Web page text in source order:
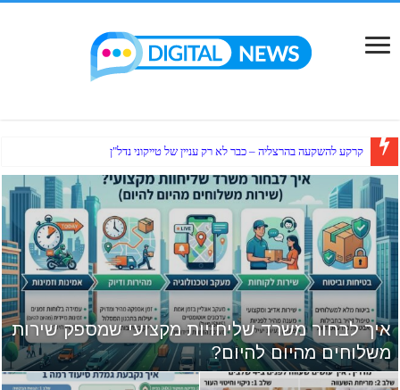
קרקע להשקעה בהרצליה – כבר לא רק עניין של טייקוני נדל"ן
איך לבחור משרד שליחויות מקצועי שמספק שירות
משלוחים מהיום להיום?